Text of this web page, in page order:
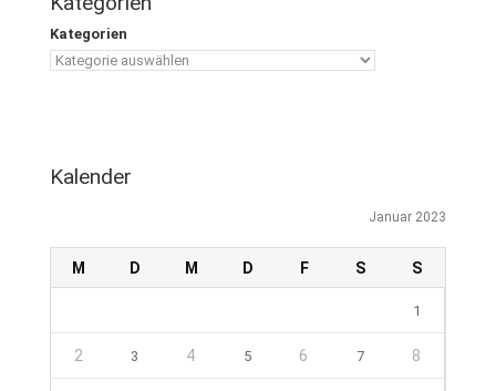
Kategorien
Kalender
Januar 2023
M D M D F S S
1
2 3 4 5 6 7 8